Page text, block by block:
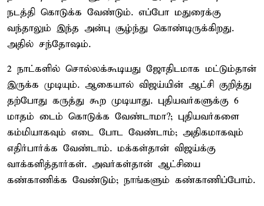
நடத்தி கொடுக்க வேண்டும். எப்போ மதுரைக்கு
வந்தாலும் இந்த அன்பு சூழ்ந்து கொண்டிருக்கிறது.
அதில் சந்தோஷம்.
2 நாட்களில் சொல்லக்கூடியது ஜோதிடமாக மட்டும்தான்
இருக்க முடியும். ஆகையால் விஜய்யின் ஆட்சி குறித்து
தற்போது கருத்து கூற முடியாது. புதியவர்களுக்கு 6
மாதம் டைம் கொடுக்க வேண்டாமா?; புதியவர்களை
கம்மியாகவும் எடை போட வேண்டாம்; அதிகமாகவும்
எதிர்பார்க்க வேண்டாம். மக்கள்தான் விஜய்க்கு
வாக்களித்தார்கள். அவர்கள்தான் ஆட்சியை
கண்காணிக்க வேண்டும்; நாங்களும் கண்காணிப்போம்.